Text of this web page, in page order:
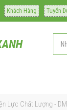
Khách Hàng Tuyển
Lực Chất Lượng -